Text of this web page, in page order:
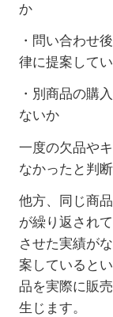
か
・問い合わせ
律に提案して
・別商品の購
ないか
一度の欠品や
なかったと判
他方、同じ商
が繰り返され
させた実績が
案していると
品を実際に販
生じます。